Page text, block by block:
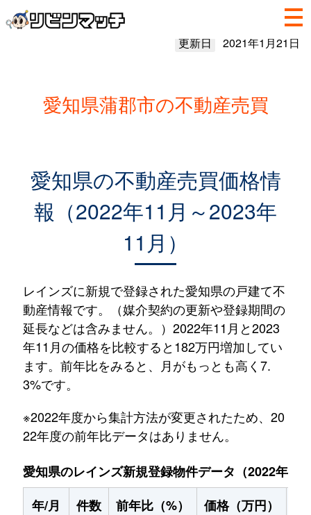
更新日 2021年1月21日
愛知県蒲郡市の不動産売買
愛知県の不動産売買価格情
報（2022年11月～2023年
11月）
レインズに新規で登録された愛知県の戸建て不
動産情報です。（媒介契約の更新や登録期間の
延長などは含みません。）2022年11月と2023
年11月の価格を比較すると182万円増加してい
ます。前年比をみると、月がもっとも高く7.
3%です。
※2022年度から集計方法が変更されたため、20
22年度の前年比データはありません。
愛知県のレインズ新規登録物件データ（2022年11
年/月
件数 前年比（%） 価格（万円）